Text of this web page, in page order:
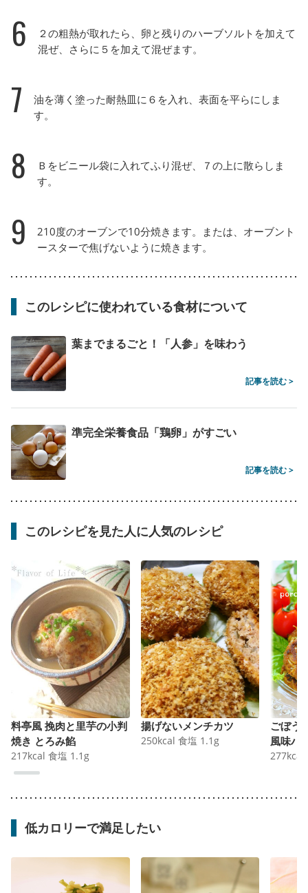
6
２の粗熱が取れたら、卵と残りのハーブソルトを加えて
混ぜ、さらに５を加えて混ぜます。
7
油を薄く塗った耐熱皿に６を入れ、表面を平らにしま
す。
8
Ｂをビニール袋に入れてふり混ぜ、７の上に散らしま
す。
9
210度のオーブンで10分焼きます。または、オーブント
ースターで焦げないように焼きます。
このレシピに使われている食材について
葉までまるごと！「人参」を味わう
記事を読む >
準完全栄養食品「鶏卵」がすごい
記事を読む >
このレシピを見た人に人気のレシピ
料亭風 挽肉と里芋の小判
焼き とろみ餡
217kcal 食塩 1.1 g
揚げないメンチカツ
250kcal 食塩 1.1 g
ごぼう
風味ハ
277kcal
低カロリーで満足したい